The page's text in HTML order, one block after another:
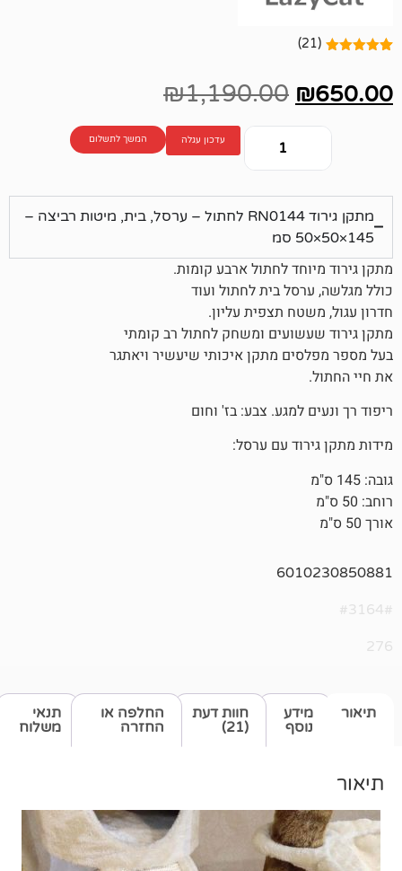
₪1,190.00
עדכון עגלה המשך לתשלום
מתקן גירוד RN0144 לחתול – ערסל, בית, מיטות רביצה –
לחתול ארבע קומות.
בית לחתול ועוד
תצפית עליון.
ומשחק לחתול רב קומתי
מתקן איכותי שיעשיר ויאתגר
צבע: בז' וחום
עם ערסל:
תנאי
משלוח
חוות דעת
החלפה או
החזרה